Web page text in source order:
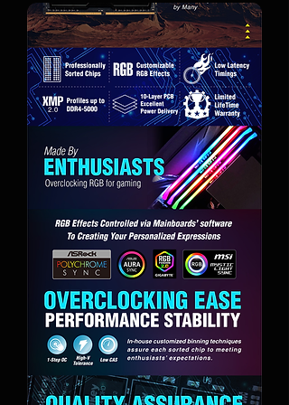
consumiendo demasiada energía,
pero solo funciona con
determinadas GPU.